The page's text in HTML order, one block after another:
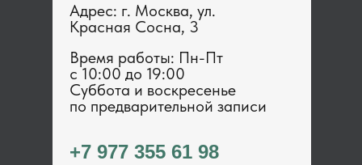
Адрес: г. Москва, ул.
Красная Сосна, 3
+7 977 355 61 98
Время работы: Пн-Пт
с 1 0:00 до 19:00
Суббота и воскресенье
по предварительной записи